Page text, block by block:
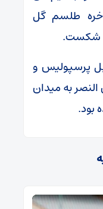
طلسم گل
شکست.
پرسپولیس و
النصر به میدان
بود.